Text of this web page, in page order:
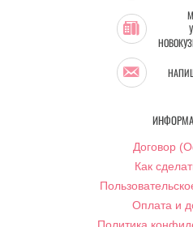
Договор
Как
Оплата и